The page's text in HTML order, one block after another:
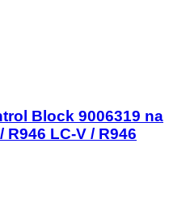
Block 9006319 na
LC-V / R946